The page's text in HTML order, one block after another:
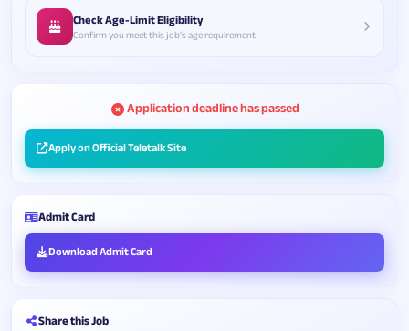
Check Age-Limit Eligibility
Confirm you meet this job's age requirement
Application deadline has passed
Apply on Official Teletalk Site
Admit Card
Download Admit Card
Share this Job